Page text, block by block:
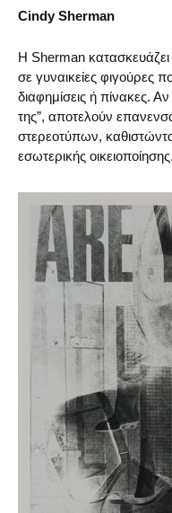
Cindy Sherman
Η Sherman
σε γυναικείες φιγούρες
διαφημίσεις ή πίνακες. Αν
της”, αποτελούν
στερεοτύπων,
εσωτερικής οικειοποίησης.